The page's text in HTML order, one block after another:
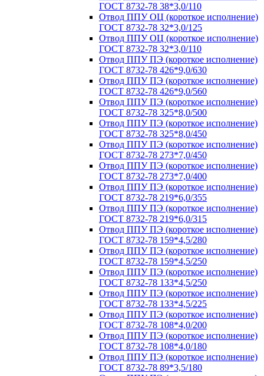
ГОСТ 8732-78 38*3,0/110
Отвод ППУ ОЦ (короткое исполнение)
ГОСТ 8732-78 32*3,0/125
Отвод ППУ ОЦ (короткое исполнение)
ГОСТ 8732-78 32*3,0/110
Отвод ППУ ПЭ (короткое исполнение)
ГОСТ 8732-78 426*9,0/630
Отвод ППУ ПЭ (короткое исполнение)
ГОСТ 8732-78 426*9,0/560
Отвод ППУ ПЭ (короткое исполнение)
ГОСТ 8732-78 325*8,0/500
Отвод ППУ ПЭ (короткое исполнение)
ГОСТ 8732-78 325*8,0/450
Отвод ППУ ПЭ (короткое исполнение)
ГОСТ 8732-78 273*7,0/450
Отвод ППУ ПЭ (короткое исполнение)
ГОСТ 8732-78 273*7,0/400
Отвод ППУ ПЭ (короткое исполнение)
ГОСТ 8732-78 219*6,0/355
Отвод ППУ ПЭ (короткое исполнение)
ГОСТ 8732-78 219*6,0/315
Отвод ППУ ПЭ (короткое исполнение)
ГОСТ 8732-78 159*4,5/280
Отвод ППУ ПЭ (короткое исполнение)
ГОСТ 8732-78 159*4,5/250
Отвод ППУ ПЭ (короткое исполнение)
ГОСТ 8732-78 133*4,5/250
Отвод ППУ ПЭ (короткое исполнение)
ГОСТ 8732-78 133*4,5/225
Отвод ППУ ПЭ (короткое исполнение)
ГОСТ 8732-78 108*4,0/200
Отвод ППУ ПЭ (короткое исполнение)
ГОСТ 8732-78 108*4,0/180
Отвод ППУ ПЭ (короткое исполнение)
ГОСТ 8732-78 89*3,5/180